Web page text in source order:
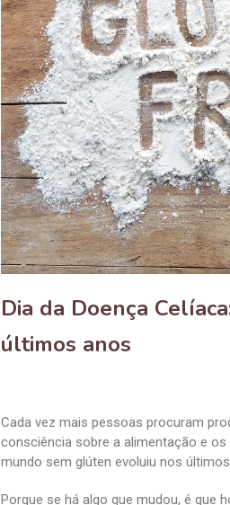
Dia da Doença
últimos anos
Cada vez mais pessoas procuram
consciência sobre a alimentação e
mundo sem glúten evoluiu nos
Porque se há algo que mudou, é que